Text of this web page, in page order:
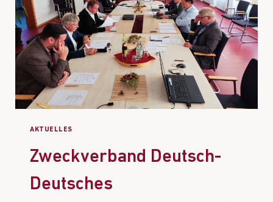
AKTUELLES
Zweckverband Deutsch-
Deutsches